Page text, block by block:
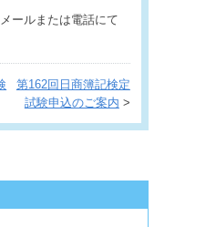
ールまたは電話にて
第162回日商簿記検定
試験申込のご案内 >